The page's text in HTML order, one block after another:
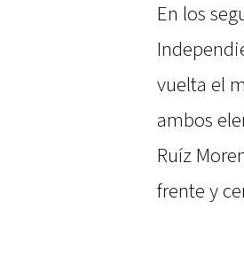
En los
vuelta el
ambos
Ruíz
frente y